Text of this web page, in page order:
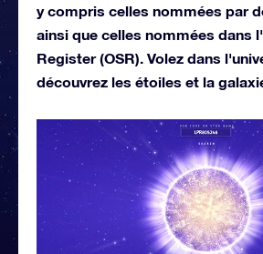
y compris celles nommées par
ainsi que celles nommées dans
Register (OSR). Volez dans
découvrez les étoiles et la